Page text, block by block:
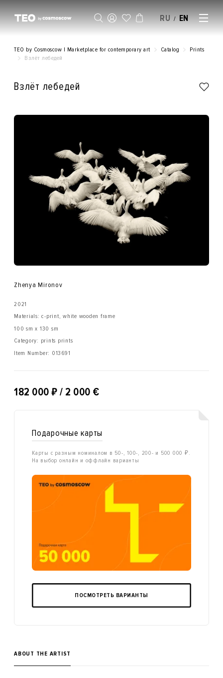
RU / EN
TEO by Cosmoscow | Marketplace for contemporary art Catalog
Prints
Взлёт лебедей
Взлёт лебедей
Zhenya Mironov
2021
Materials: c-print, white wooden frame
100 sm x 130 sm
Category: prints prints
Item Number: 013691
182 000 ₽ / 2 000 €
Подарочные карты
Карты с разным номиналом в 50-, 100-, 200- и 500 000 ₽.
На выбор онлайн и оффлайн варианты
ПОСМОТРЕТЬ ВАРИАНТЫ
ABOUT THE ARTIST